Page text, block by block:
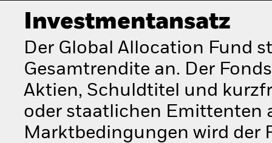
Investmentansatz
Der Global Allocation Fund
Gesamtrendite an. Der
Aktien, Schuldtitel und
oder staatlichen Emittenten
Marktbedingungen wird der